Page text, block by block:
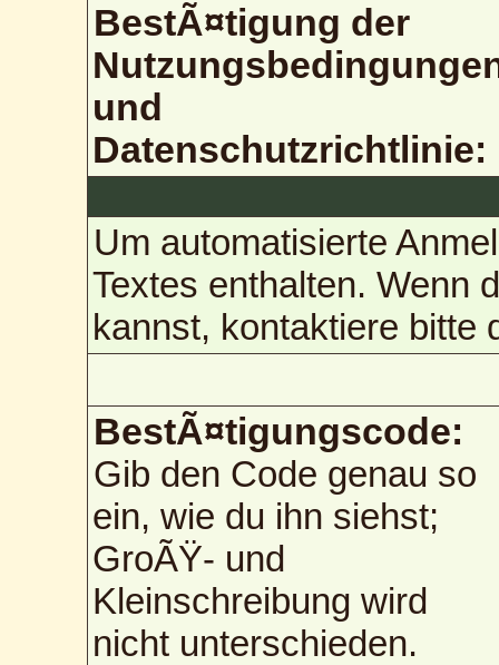
BestÃ¤tigung der
und
Datenschutzrichtlinie:
Um automatisierte
Textes enthalten. Wenn
kannst, kontaktiere bitte
BestÃ¤tigungscode:
Gib den Code genau so
ein, wie du ihn siehst;
GroÃŸ- und
Kleinschreibung wird
nicht unterschieden.